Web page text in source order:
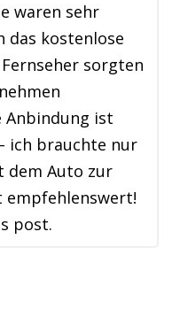
waren sehr
das kostenlose
sorgten
Anbindung ist
ich brauchte nur
dem Auto zur
empfehlenswert!
post.